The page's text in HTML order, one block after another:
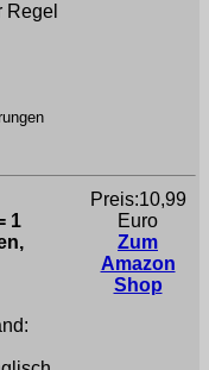
Regel
1
Preis:10,99
Euro
Zum
Amazon
Shop